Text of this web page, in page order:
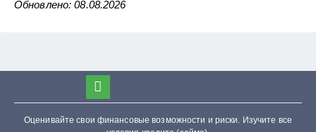
Обновлено: 08.08.2026
Оценивайте свои финансовые возможности и риски. Изучите все